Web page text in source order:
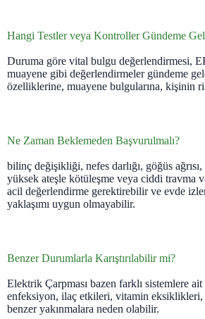
Hangi Testler veya Kontroller Gündeme
Duruma göre vital bulgu değerlendirmesi,
muayene gibi değerlendirmeler gündeme
özelliklerine, muayene bulgularına, kişinin
Ne Zaman Beklemeden Başvurulmalı?
bilinç değişikliği, nefes darlığı, göğüs
yüksek ateşle kötüleşme veya ciddi travma
acil değerlendirme gerektirebilir ve evde
yaklaşımı uygun olmayabilir.
Benzer Durumlarla Karıştırılabilir mi?
Elektrik Çarpması bazen farklı sistemlere
enfeksiyon, ilaç etkileri, vitamin
benzer yakınmalara neden olabilir.